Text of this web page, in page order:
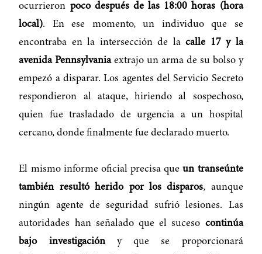
ocurrieron poco después de las 18:00 horas (hora
local). En ese momento, un individuo que se
encontraba en la intersección de lacalle 17 y la
avenida Pennsylvaniaextrajo un arma de su bolso y
empezó a disparar. Los agentes del Servicio Secreto
respondieron al ataque, hiriendo al sospechoso,
quien fue trasladado de urgencia a un hospital
cercano, donde finalmente fue declarado muerto.
El mismo informe oficial precisa queun transeúnte
también resultó herido por los disparos, aunque
ningún agente de seguridad sufrió lesiones. Las
autoridades han señalado que el suceso continúa
bajo investigacióny que se proporcionará